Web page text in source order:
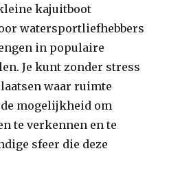
kajuitboot
watersportliefhebbers
in populaire
Je kunt zonder stress
waar ruimte
mogelijkheid om
te verkennen en te
sfeer die deze